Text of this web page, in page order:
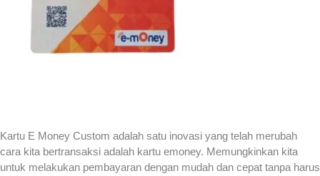
Kartu E Money Custom adalah satu inovasi yang telah merubah
cara kita bertransaksi adalah kartu emoney. Memungkinkan kita
untuk melakukan pembayaran dengan mudah dan cepat tanpa harus